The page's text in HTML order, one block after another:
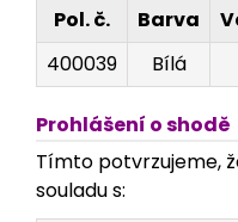
Pol. č.
Barva
400039
Bílá
Prohlášení o shodě
Tímto potvrzujeme,
souladu s: